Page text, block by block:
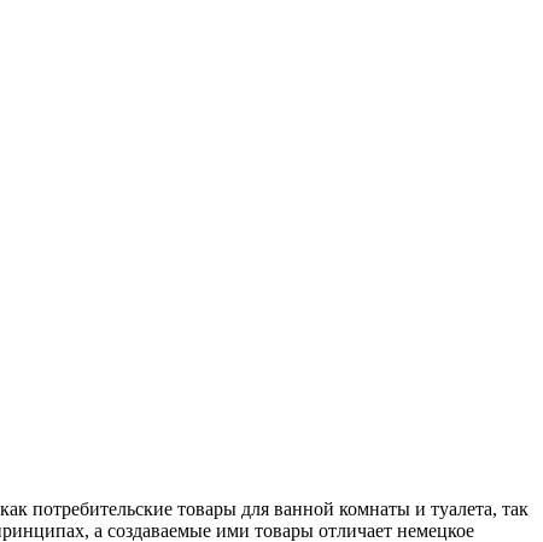
потребительские товары для ванной комнаты и туалета, так
а создаваемые ими товары отличает немецкое